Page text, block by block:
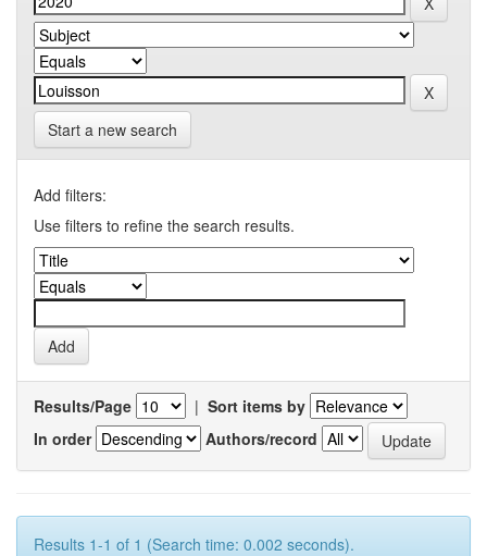
Start a new search
Add filters:
Use filters to refine the search results.
Results/Page | Sort items by
In order
Authors/record
Results 1-1 of 1 (Search time: 0.002 seconds).